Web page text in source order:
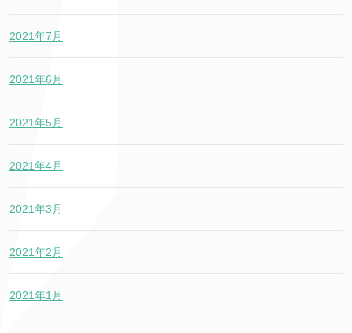
2021年7月
2021年6月
2021年5月
2021年4月
2021年3月
2021年2月
2021年1月